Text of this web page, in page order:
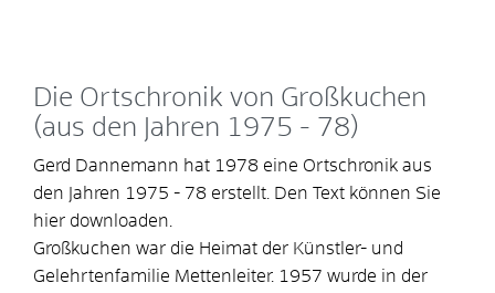
Die Ortschronik von Großkuchen
(aus den Jahren 1975 - 78)
Gerd Dannemann hat 1978 eine Ortschronik aus
den Jahren 1975 - 78 erstellt. Den Text können Sie
hier downloaden.
Großkuchen war die Heimat der Künstler- und
Gelehrtenfamilie Mettenleiter. 1957 wurde in der